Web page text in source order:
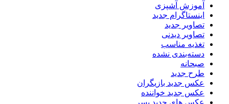
آموزش آشپزی
اینستاگرام جدید
تصاویر جدید
تصاویر دیدنی
تغذیه مناسب
دسته‌بندی نشده
صبحانه
طرح جدید
عکس جدید بازیگران
عکس جدید خواننده
عکس های جدید پسر